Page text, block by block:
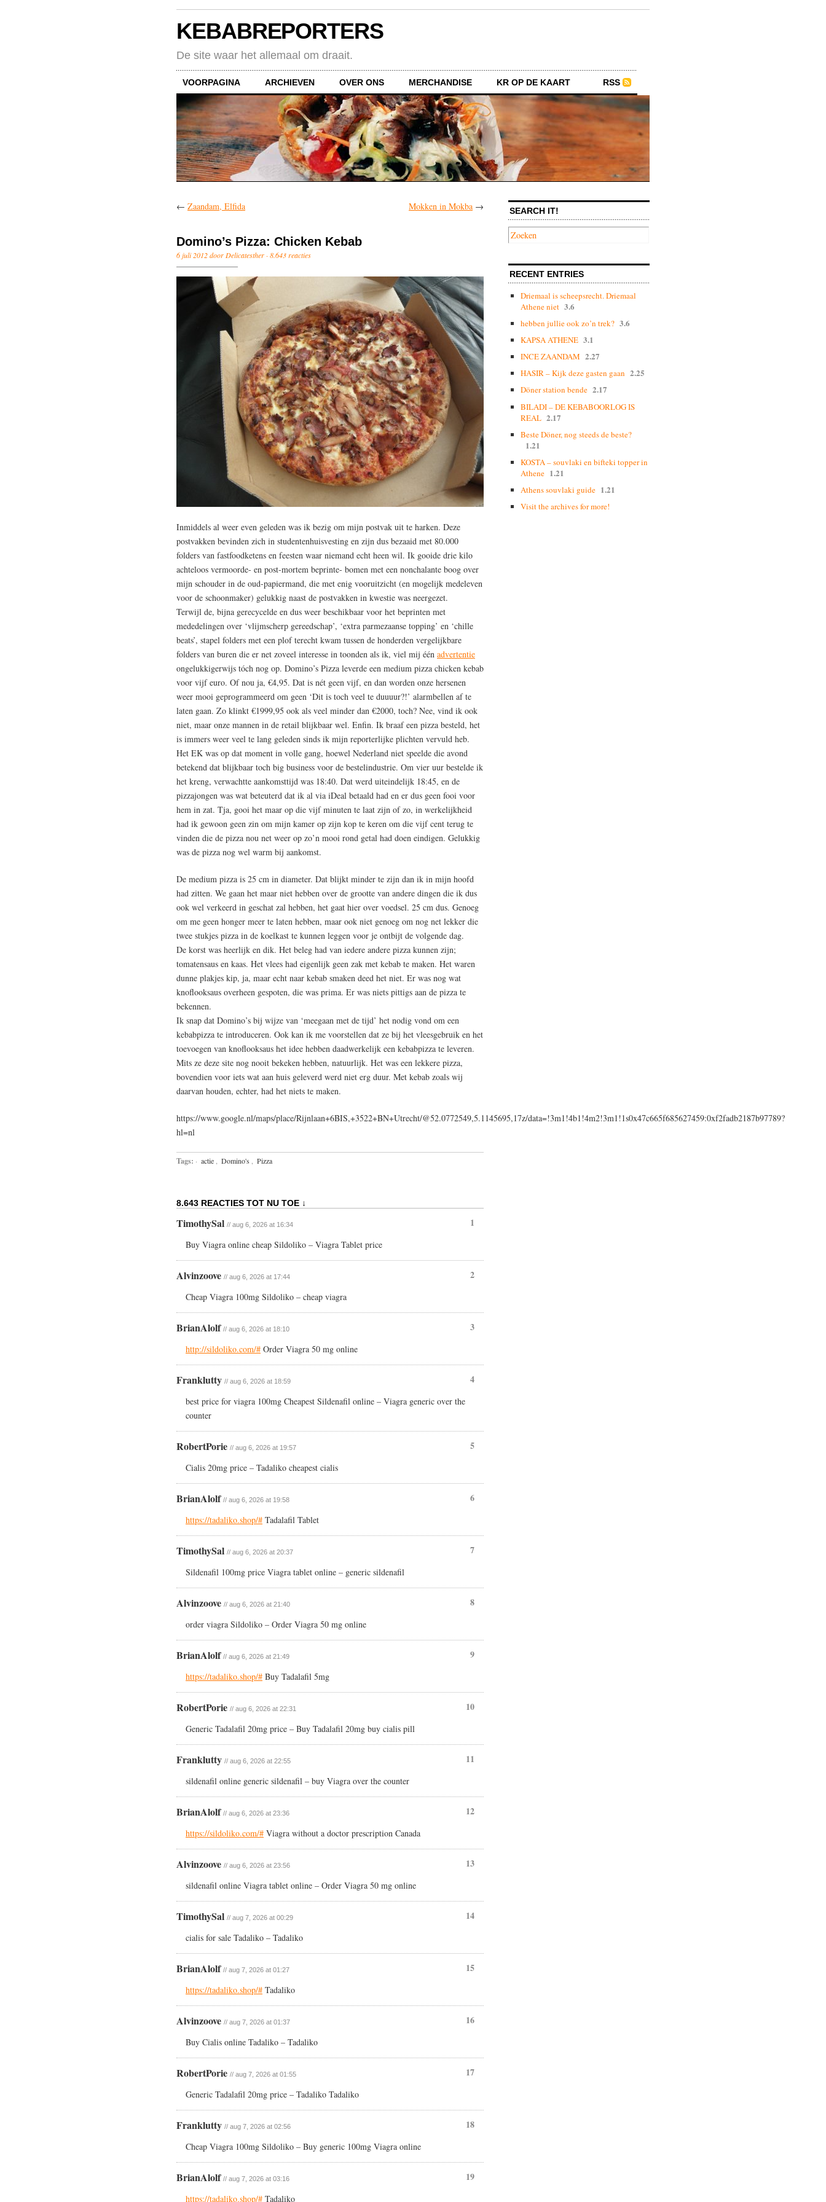
KEBABREPORTERS
De site waar het allemaal om draait.
VOORPAGINA ARCHIEVEN OVER ONS MERCHANDISE KR OP DE KAART RSS
← Zaandam, Elfida Mokken in Mokba →
Domino’s Pizza: Chicken Kebab
6 juli 2012 door Delicatesther ·8.643 reacties
Inmiddels al weer even geleden was ik bezig om mijn postvak uit te harken. Deze
postvakken bevinden zich in studentenhuisvesting en zijn dus bezaaid met 80.000
folders van fastfoodketens en feesten waar niemand echt heen wil. Ik gooide drie kilo
achteloos vermoorde- en post-mortem beprinte- bomen met een nonchalante boog over
mijn schouder in de oud-papiermand, die met enig vooruitzicht (en mogelijk medeleven
voor de schoonmaker) gelukkig naast de postvakken in kwestie was neergezet.
Terwijl de, bijna gerecycelde en dus weer beschikbaar voor het beprinten met
mededelingen over ‘vlijmscherp gereedschap’, ‘extra parmezaanse topping’ en ‘chille
beats’, stapel folders met een plof terecht kwam tussen de honderden vergelijkbare
folders van buren die er net zoveel interesse in toonden als ik, viel mij één advertentie
ongelukkigerwijs tóch nog op. Domino’s Pizza leverde een medium pizza chicken kebab
voor vijf euro. Of nou ja, €4,95. Dat is nét geen vijf, en dan worden onze hersenen
weer mooi geprogrammeerd om geen ‘Dit is toch veel te duuuur?!’ alarmbellen af te
laten gaan. Zo klinkt €1999,95 ook als veel minder dan €2000, toch? Nee, vind ik ook
niet, maar onze mannen in de retail blijkbaar wel. Enfin. Ik braaf een pizza besteld, het
is immers weer veel te lang geleden sinds ik mijn reporterlijke plichten vervuld heb.
Het EK was op dat moment in volle gang, hoewel Nederland niet speelde die avond
betekend dat blijkbaar toch big business voor de bestelindustrie. Om vier uur bestelde ik
het kreng, verwachtte aankomsttijd was 18:40. Dat werd uiteindelijk 18:45, en de
pizzajongen was wat beteuterd dat ik al via iDeal betaald had en er dus geen fooi voor
hem in zat. Tja, gooi het maar op die vijf minuten te laat zijn of zo, in werkelijkheid
had ik gewoon geen zin om mijn kamer op zijn kop te keren om die vijf cent terug te
vinden die de pizza nou net weer op zo’n mooi rond getal had doen eindigen. Gelukkig
was de pizza nog wel warm bij aankomst.
De medium pizza is 25 cm in diameter. Dat blijkt minder te zijn dan ik in mijn hoofd
had zitten. We gaan het maar niet hebben over de grootte van andere dingen die ik dus
ook wel verkeerd in geschat zal hebben, het gaat hier over voedsel. 25 cm dus. Genoeg
om me geen honger meer te laten hebben, maar ook niet genoeg om nog net lekker die
twee stukjes pizza in de koelkast te kunnen leggen voor je ontbijt de volgende dag.
De korst was heerlijk en dik. Het beleg had van iedere andere pizza kunnen zijn;
tomatensaus en kaas. Het vlees had eigenlijk geen zak met kebab te maken. Het waren
dunne plakjes kip, ja, maar echt naar kebab smaken deed het niet. Er was nog wat
knoflooksaus overheen gespoten, die was prima. Er was niets pittigs aan de pizza te
bekennen.
Ik snap dat Domino’s bij wijze van ‘meegaan met de tijd’ het nodig vond om een
kebabpizza te introduceren. Ook kan ik me voorstellen dat ze bij het vleesgebruik en het
toevoegen van knoflooksaus het idee hebben daadwerkelijk een kebabpizza te leveren.
Mits ze deze site nog nooit bekeken hebben, natuurlijk. Het was een lekkere pizza,
bovendien voor iets wat aan huis geleverd werd niet erg duur. Met kebab zoals wij
daarvan houden, echter, had het niets te maken.
https://www.google.nl/maps/place/Rijnlaan+6BIS,+3522+BN+Utrecht/@52.0772549,5.1145695,17z/data=!3m1!4b1!4m2!3m1!1s0x47c665f685627459:0xf2fadb2187b97789?
hl=nl
Tags: · actie Domino's Pizza
8.643 REACTIES TOT NU TOE ↓
1
TimothySal // aug 6, 2026 at 16:34
Buy Viagra online cheap Sildoliko – Viagra Tablet price
2
Alvinzoove // aug 6, 2026 at 17:44
Cheap Viagra 100mg Sildoliko – cheap viagra
3
BrianAlolf // aug 6, 2026 at 18:10
http://sildoliko.com/# Order Viagra 50 mg online
4
Franklutty // aug 6, 2026 at 18:59
best price for viagra 100mg Cheapest Sildenafil online – Viagra generic over the
counter
5
RobertPorie // aug 6, 2026 at 19:57
Cialis 20mg price – Tadaliko cheapest cialis
6
BrianAlolf // aug 6, 2026 at 19:58
https://tadaliko.shop/# Tadalafil Tablet
7
TimothySal // aug 6, 2026 at 20:37
Sildenafil 100mg price Viagra tablet online – generic sildenafil
8
Alvinzoove // aug 6, 2026 at 21:40
order viagra Sildoliko – Order Viagra 50 mg online
9
BrianAlolf // aug 6, 2026 at 21:49
https://tadaliko.shop/# Buy Tadalafil 5mg
10
RobertPorie // aug 6, 2026 at 22:31
Generic Tadalafil 20mg price – Buy Tadalafil 20mg buy cialis pill
11
Franklutty // aug 6, 2026 at 22:55
sildenafil online generic sildenafil – buy Viagra over the counter
12
BrianAlolf // aug 6, 2026 at 23:36
https://sildoliko.com/# Viagra without a doctor prescription Canada
13
Alvinzoove // aug 6, 2026 at 23:56
sildenafil online Viagra tablet online – Order Viagra 50 mg online
14
TimothySal // aug 7, 2026 at 00:29
cialis for sale Tadaliko – Tadaliko
15
BrianAlolf // aug 7, 2026 at 01:27
https://tadaliko.shop/# Tadaliko
16
Alvinzoove // aug 7, 2026 at 01:37
Buy Cialis online Tadaliko – Tadaliko
17
RobertPorie // aug 7, 2026 at 01:55
Generic Tadalafil 20mg price – Tadaliko Tadaliko
18
Franklutty // aug 7, 2026 at 02:56
Cheap Viagra 100mg Sildoliko – Buy generic 100mg Viagra online
19
BrianAlolf // aug 7, 2026 at 03:16
https://tadaliko.shop/# Tadaliko
SEARCH IT!
RECENT ENTRIES
Driemaal is scheepsrecht. Driemaal
Athene niet 3.6
hebben jullie ook zo’n trek? 3.6
KAPSA ATHENE 3.1
INCE ZAANDAM 2.27
HASIR – Kijk deze gasten gaan 2.25
Döner station bende 2.17
BILADI – DE KEBABOORLOG IS
REAL 2.17
Beste Döner, nog steeds de beste?
1.21
KOSTA – souvlaki en bifteki topper in
Athene 1.21
Athens souvlaki guide 1.21
Visit the archives for more!